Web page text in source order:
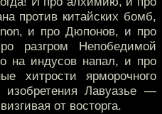
против китайских бомб,
и про Дюпонов, и про
разгром Непобедимой
на индусов напал, и про
хитрости ярморочного
Лавуазье —
от восторга.